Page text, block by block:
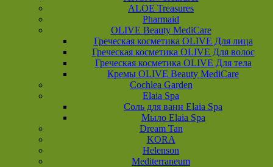
ALOE Treasures
Pharmaid
OLIVE Beauty MediCare
Греческая косметика OLIVE Для лица
Греческая косметика OLIVE Для волос
Греческая косметика OLIVE Для тела
Кремы OLIVE Beauty MediCare
Cochlea Garden
Elaia Spa
Соль для ванн Elaia Spa
Мыло Elaia Spa
Dream Tan
KORA
Helenson
Mediterraneum